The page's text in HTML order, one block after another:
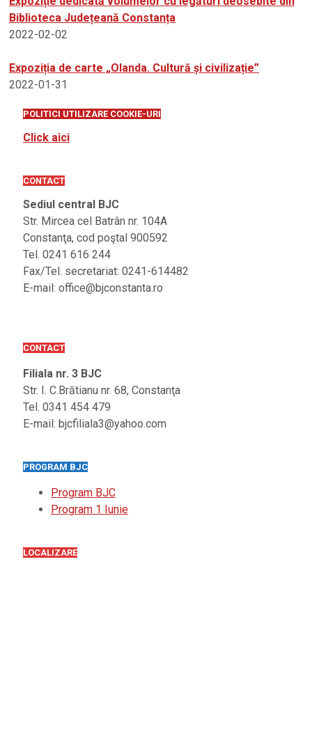
Biblioteca Județeană Constanța
2022-02-02
Expoziția de carte „Olanda. Cultură și civilizație”
2022-01-31
POLITICI UTILIZARE COOKIE-URI
Click aici
CONTACT
Sediul central BJC
Str. Mircea cel Batrân nr. 104A
Constanţa, cod poştal 900592
Tel. 0241 616 244
Fax/Tel. secretariat: 0241-614482
E-mail: office@bjconstanta.ro
CONTACT
Filiala nr. 3 BJC
Str. I. C.Brătianu nr. 68, Constanţa
Tel. 0341 454 479
E-mail: bjcfiliala3@yahoo.com
PROGRAM BJC
Program BJC
Program 1 Iunie
LOCALIZARE